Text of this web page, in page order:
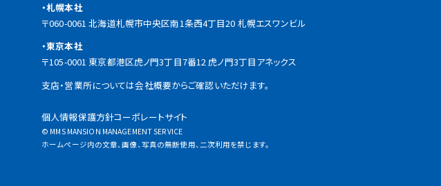
・札幌本社
〒060-0061 北海道札幌市中央区南1条西4丁目20 札幌エスワンビル
・東京本社
〒105-0001 東京都港区虎ノ門3丁目7番12 虎ノ門3丁目アネックス
支店・営業所については会社概要からご確認いただけます。
個人情報保護方針コーポレートサイト
© MMS MANSION MANAGEMENT SERVICE
ホームページ内の文章、画像、写真の無断使用、二次利用を禁じます。